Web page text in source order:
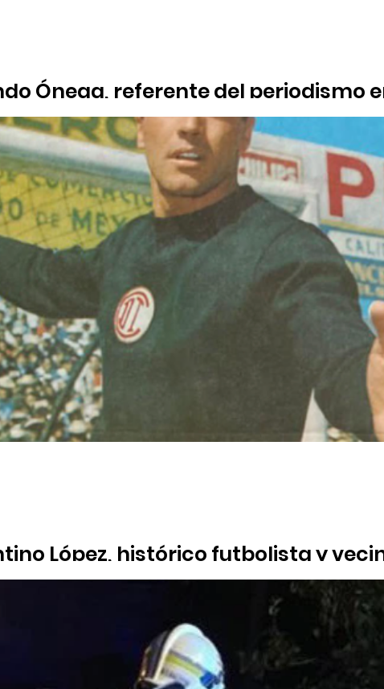
Ónega, referente del periodismo
eslogan de Adolfo Suárez "Puedo prometer y prometo", fue
emotivo discurso sobre su ciudad
López, histórico futbolista y
ha fallecido en portero que jugó en equipos como el Mallorca,